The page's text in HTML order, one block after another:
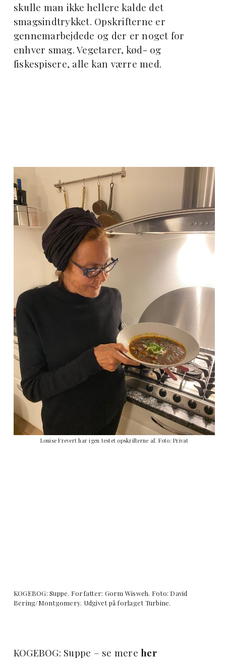
skulle man ikke hellere kalde det
smagsindtrykket. Opskrifterne er
gennemarbejdede og der er noget for
enhver smag. Vegetarer, kød- og
fiskespisere, alle kan værre med.
Louise Frevert har igen testet opskrifterne af. Foto: Privat
KOGEBOG: Suppe. Forfatter: Gorm Wisweh. Foto: David
Bering/Montgomery. Udgivet på forlaget Turbine.
KOGEBOG: Suppe – se mereher